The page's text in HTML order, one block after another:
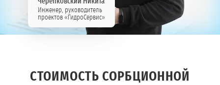
Инженер, руководитель
проектов «ГидроСервис»
СТОИМОСТЬ СОРБЦИОННОЙ